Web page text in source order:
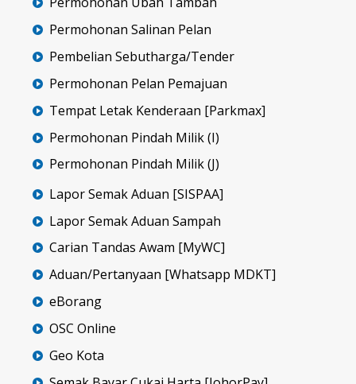
Permohonan Salinan Pelan
Pembelian Sebutharga/Tender
Permohonan Pelan Pemajuan
Tempat Letak Kenderaan [Parkmax]
Permohonan Pindah Milik (I)
Permohonan Pindah Milik (J)
Lapor Semak Aduan [SISPAA]
Lapor Semak Aduan Sampah
Carian Tandas Awam [MyWC]
Aduan/Pertanyaan [Whatsapp MDKT]
eBorang
OSC Online
Geo Kota